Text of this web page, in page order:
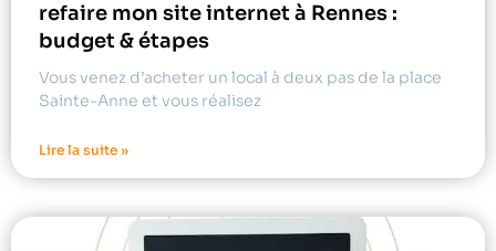
refaire mon site internet à Rennes :
budget & étapes
Vous venez d’acheter un local à deux pas de la place
Sainte-Anne et vous réalisez
Lire la suite »